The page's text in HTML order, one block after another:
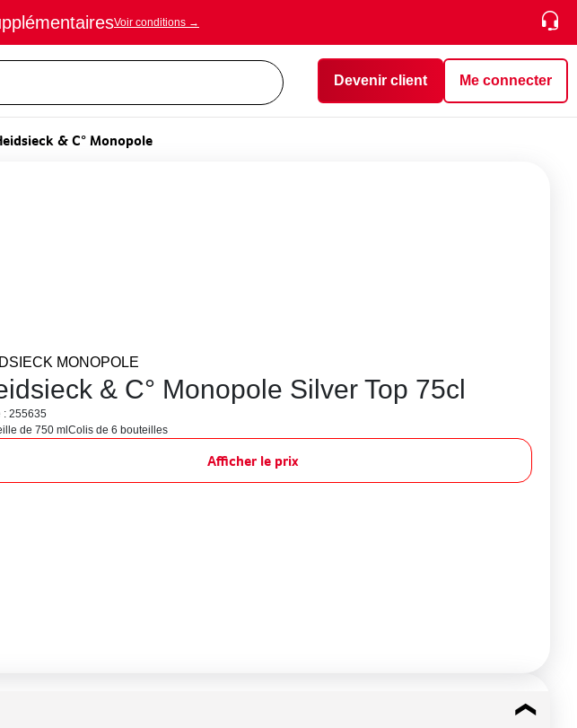
Voir conditions →
Devenir client Me connecter
& C° Monopole
MONOPOLE
& C° Monopole Silver Top 75cl
: 255635
de 750 ml Colis de 6 bouteilles
Afficher le prix